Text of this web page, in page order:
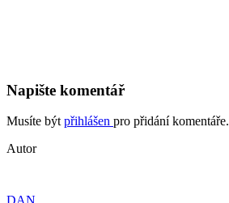
Napište komentář
Musíte být přihlášen pro přidání komentáře.
Autor